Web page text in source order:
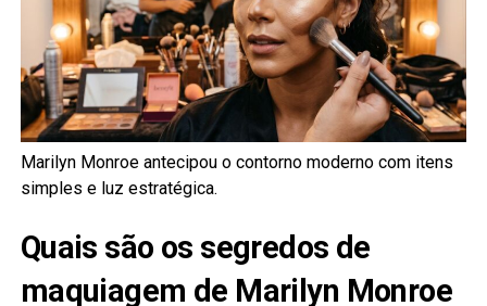
Marilyn Monroe antecipou o contorno moderno com itens
simples e luz estratégica.
Quais são os segredos de
maquiagem de Marilyn Monroe